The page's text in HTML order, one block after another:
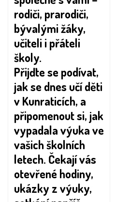
rodiči, prarodiči,
bývalými žáky,
učiteli i přáteli
školy.
Přijďte se podívat,
jak se dnes učí děti
v Kunraticích, a
připomenout si, jak
vypadala výuka ve
vašich školních
letech. Čekají vás
otevřené hodiny,
ukázky z výuky,